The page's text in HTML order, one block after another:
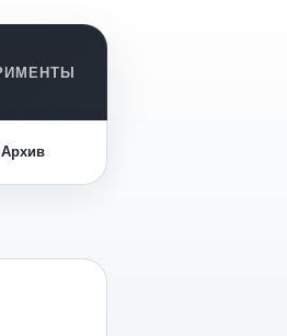
Архив